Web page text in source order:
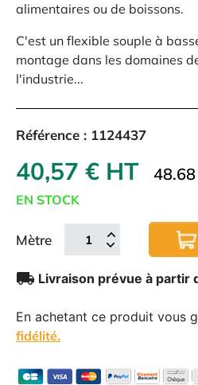
alimentaires ou de boissons.
C'est un flexible souple à
montage dans les domaines
l'industrie...
Référence : 1124437
40,57 € HT 48.68
EN STOCK
Mètre
local_shipping Livraison prévue à partir
En achetant ce produit vous
fidélité.